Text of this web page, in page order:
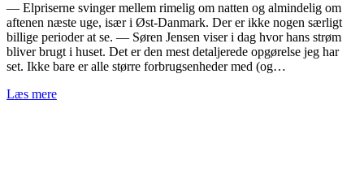
— Elpriserne svinger mellem rimelig om natten og almindelig om
aftenen næste uge, især i Øst-Danmark. Der er ikke nogen særligt
billige perioder at se. — Søren Jensen viser i dag hvor hans strøm
bliver brugt i huset. Det er den mest detaljerede opgørelse jeg har
set. Ikke bare er alle større forbrugsenheder med (og…
Læs mere